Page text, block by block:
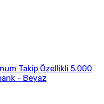
Takip Özellikli 5.000
- Beyaz